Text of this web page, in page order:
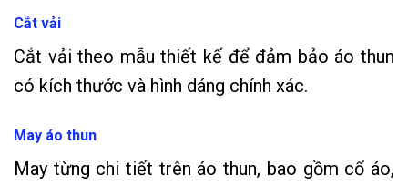
Cắt vải
Cắt vải theo mẫu thiết kế để đảm bảo áo thun
có kích thước và hình dáng chính xác.
May áo thun
May từng chi tiết trên áo thun, bao gồm cổ áo,